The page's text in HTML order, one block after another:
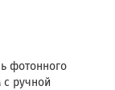
фотонного
с ручной